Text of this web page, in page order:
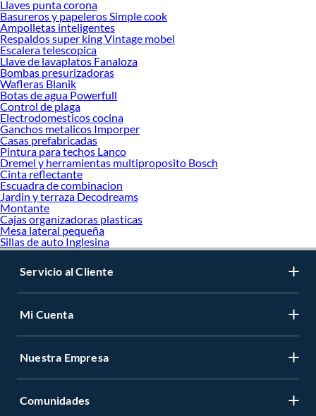
Llaves punta corona
Basureros y papeleros Simple cook
Ampolletas inteligentes
Respaldos super king Vintage mobel
Escalera telescopica
Llave de lavaplatos Fanaloza
Bombas presurizadoras
Wafleras Blanik
Botas de agua Powerfull
Control de plaga
Electrodomesticos cocina
Ganchos metalicos Imporper
Casas prefabricadas
Pintura para techos Lanco
Dremel y herramientas multiproposito Bosch
Cinta reflectante
Escuadra de combinacion
Jardin y terraza Decodreams
Montante
Cajas organizadoras plasticas
Mesa lateral pequeña
Sillas de auto Inglesina
Servicio al Cliente
Mi Cuenta
Nuestra Empresa
Comunidades